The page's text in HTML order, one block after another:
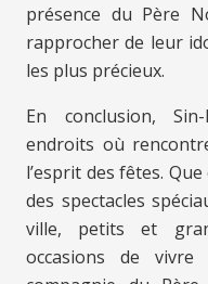
présence du Père
rapprocher de leur
les plus précieux.
En conclusion,
endroits où
l’esprit des fêtes.
des spectacles
ville, petits et
occasions de vivre